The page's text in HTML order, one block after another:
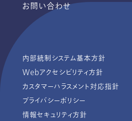
お問い合わせ
内部統制システム基本方針
Webアクセシビリティ方針
カスタマーハラスメント対応指針
プライバシーポリシー
情報セキュリティ方針